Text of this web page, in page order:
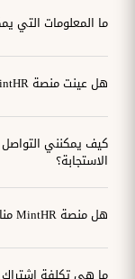
ما المعلومات التي
هل عينت منصة MintHR مسؤول حماية بيانات؟
كيف يمكنني
الاستجابة؟
هل منصة MintHR مناسبة لجميع أنواع الشركات؟